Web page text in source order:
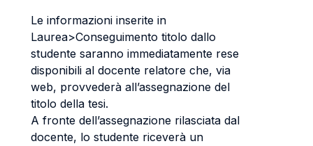
Le informazioni inserite in
Laurea>Conseguimento titolo dallo
studente saranno immediatamente rese
disponibili al docente relatore che, via
web, provvederà all’assegnazione del
titolo della tesi.
A fronte dell’assegnazione rilasciata dal
docente, lo studente riceverà un